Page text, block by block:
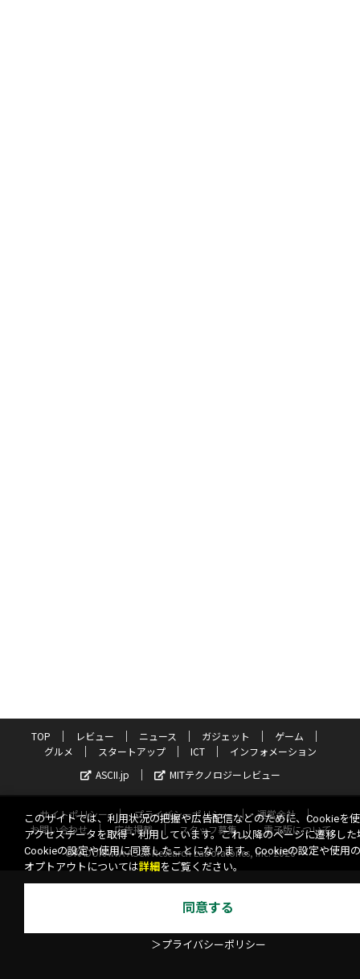
TOP レビュー ニュース ガジェット
ゲーム
グルメ
スタートアップ ICT
インフォメーション
ASCII.jp
MITテクノロジーレビュー
サイトポリシー プライバシーポリシー
運営会社
お問い合わせ
広告掲載 スタッフ募集
電子版について
©KADOKAWA ASCII Research Laboratories, Inc. 2026
このサイトでは、利用状況の把握や広告配信などのために、Cookieを
アクセスデータを取得・利用しています。これ以降のページに遷移した
Cookieの設定や使用に同意したことになります。Cookieの設定や使用
オプトアウトについては詳細 をご覧ください。
同意する
＞プライバシーポリシー